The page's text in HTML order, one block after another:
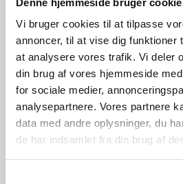
Vi bruger cookies til at tilpasse
annoncer, til at vise dig funktioner
at analysere vores trafik. Vi deler
din brug af vores hjemmeside
for sociale medier,
analysepartnere. Vores partnere
data med andre oplysninger, du
de har indsamlet fra din brug af
giver
For at sikre høj
leveringssikkerhed
med de største
anerkendte